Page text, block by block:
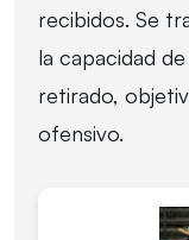
recibidos. Se
la capacidad
retirado,
ofensivo.